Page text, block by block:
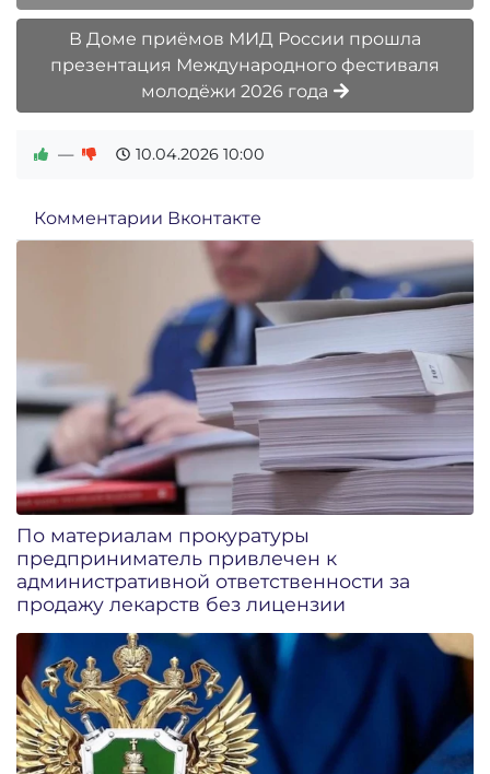
В Доме приёмов МИД России прошла
презентация Международного фестиваля
молодёжи 2026 года
— 10.04.2026 10:00
Комментарии Вконтакте
По материалам прокуратуры
предприниматель привлечен к
административной ответственности за
продажу лекарств без лицензии